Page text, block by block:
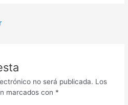
no será publicada. Los
marcados con *